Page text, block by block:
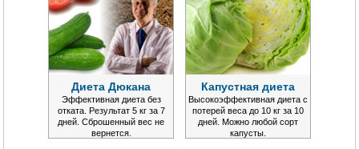
Диета Дюкана
Эффективная диета без
отката. Результат 5 кг за 7
дней. Сброшенный вес не
вернется.
Капустная диета
Высокоэффективная диета с
потерей веса до 10 кг за 10
дней. Можно любой сорт
капусты.